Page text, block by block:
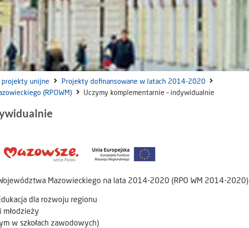
projekty unijne
Projekty dofinansowane w latach 2014-2020
(RPOWM)
Uczymy komplementarnie – indywidualnie
Mazowieckiego na lata 2014-2020 (RPO WM 2014-2020)
dla rozwoju regionu
młodzieży
w szkołach zawodowych)